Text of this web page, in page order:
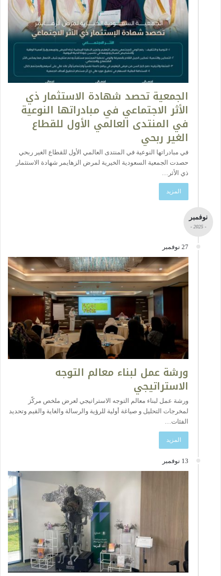
الجمعية تحصد شهادة الاستثمار ذي
الأثر الاجتماعي في مبادراتها النوعية
في المنتدى العالمي الأول للقطاع
الغير ربحي
في مبادراتها النوعية في المنتدى العالمي الأول للقطاع الغير ربحي
حصدت الجمعية السعودية الخيرية لمرض الزهايمر شهادة الاستثمار
ذي الأثر…
المزيد
نوفمبر
- 2025 -
27 نوفمبر
ورشة عمل لبناء معالم التوجه
الاستراتيجي
ورشة عمل لبناء معالم التوجه الاستراتيجي لعرض ملخص مركّز
لمخرجات التحليل و صياغة أولية للرؤية والرسالة والغاية والقيم وتحديد
الفئات…
المزيد
13 نوفمبر